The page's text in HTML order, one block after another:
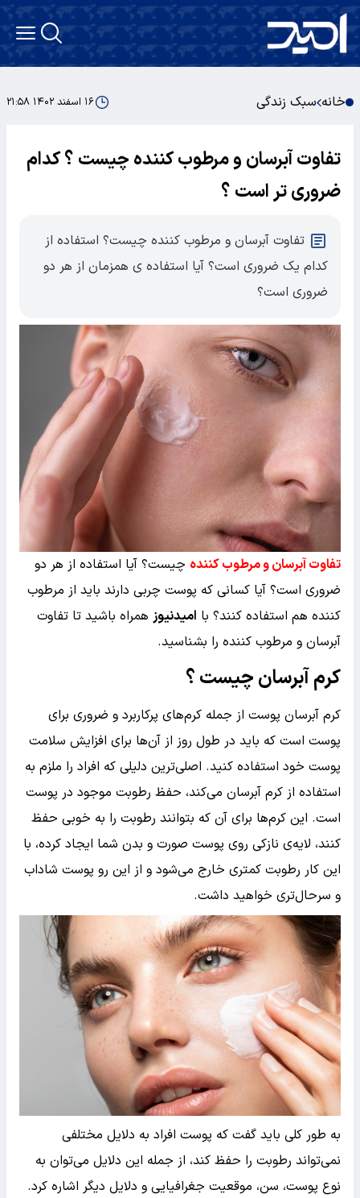
خانه سبک زندگی ۱۶ اسفند ۱۴۰۲ ۲۱:۵۸
تفاوت آبرسان و مرطوب کننده چیست ؟ کدام
ضروری تر است ؟
تفاوت آبرسان و مرطوب کننده چیست؟ استفاده از
کدام یک ضروری است؟ آیا استفاده ی همزمان از هر دو
ضروری است؟
تفاوت آبرسان و مرطوب کننده چیست؟ آیا استفاده از هر دو
ضروری است؟ آیا کسانی که پوست چربی دارند باید از مرطوب
کننده هم استفاده کنند؟ با امیدنیوز همراه باشید تا تفاوت
آبرسان و مرطوب کننده را بشناسید.
کرم آبرسان چیست ؟
کرم آبرسان پوست از جمله کرم‌های پرکاربرد و ضروری برای
پوست است که باید در طول روز از آن‌ها برای افزایش سلامت
پوست خود استفاده کنید. اصلی‌ترین دلیلی که افراد را ملزم به
استفاده از کرم آبرسان می‌کند، حفظ رطوبت موجود در پوست
است. این کرم‌ها برای آن که بتوانند رطوبت را به خوبی حفظ
کنند، لایه‌ی نازکی روی پوست صورت و بدن شما ایجاد کرده، با
این کار رطوبت کمتری خارج می‌شود و از این رو پوست شاداب
و سرحال‌تری خواهید داشت.
به طور کلی باید گفت که پوست افراد به دلایل مختلفی
نمی‌تواند رطوبت را حفظ کند، از جمله این دلایل می‌توان به
نوع پوست، سن، موقعیت جغرافیایی و دلایل دیگر اشاره کرد.